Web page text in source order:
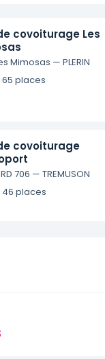
covoiturage Les
Mimosas — PLERIN
·65 places
covoiturage
706 — TREMUSON
·46 places